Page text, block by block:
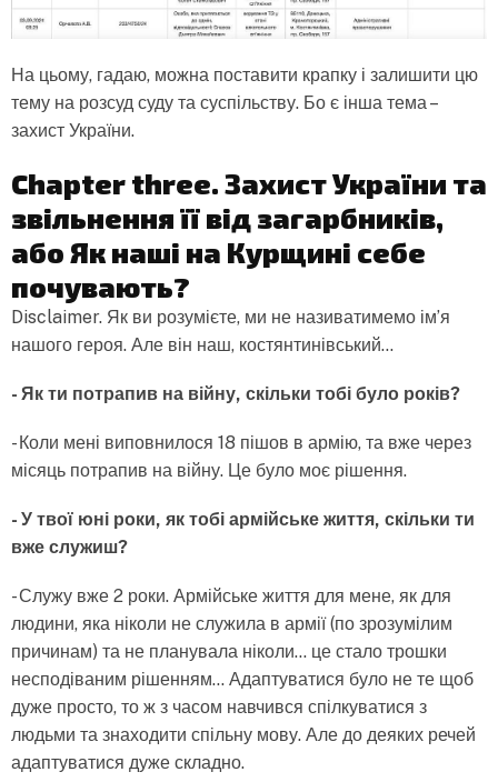
На цьому, гадаю, можна поставити крапку і залишити цю
тему на розсуд суду та суспільству. Бо є інша тема –
захист України.
Chapter three. Захист України та
звільнення її від загарбників,
або Як наші на Курщині себе
почувають?
Disclaimer. Як ви розумієте, ми не називатимемо ім’я
нашого героя. Але він наш, костянтинівський…
- Як ти потрапив на війну, скільки тобі було років?
- Коли мені виповнилося 18 пішов в армію, та вже через
місяць потрапив на війну. Це було моє рішення.
- У твої юні роки, як тобі армійське життя, скільки ти
вже служиш?
- Служу вже 2 роки. Армійське життя для мене, як для
людини, яка ніколи не служила в армії (по зрозумілим
причинам) та не планувала ніколи… це стало трошки
несподіваним рішенням… Адаптуватися було не те щоб
дуже просто, то ж з часом навчився спілкуватися з
людьми та знаходити спільну мову. Але до деяких речей
адаптуватися дуже складно.